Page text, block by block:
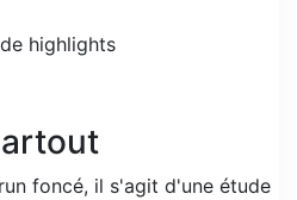
foncé, il s'agit d'une étude